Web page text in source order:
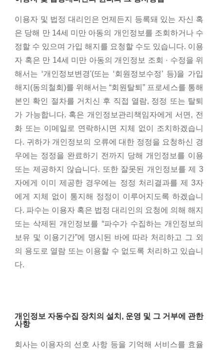
이용자 및 법정 대리인은 언제든지 등록돼 있는 자신 혹
은 당해 만 14세 미만 아동의 개인정보를 조회하거나 수
정할 수 있으며 가입 해지를 요청할 수도 있습니다. 이용
자 혹은 만 14세 미만 아동의 개인정보 조회 · 수정을 위
해서는 ‘개인정보변경'(또는 ‘회원정보수정’ 등)을 가입
해지(동의철회)를 위해서는 “회원탈퇴” 프로세스를 통해
본인 확인 절차를 거치신 후 직접 열람, 정정 또는 탈퇴
가 가능합니다. 혹은 개인정보관리책임자에게 서면, 전
화 또는 이메일로 연락하시면 지체 없이 조치하겠습니
다. 귀하가 개인정보의 오류에 대한 정정을 요청하신 경
우에는 정정을 완료하기 전까지 당해 개인정보를 이용
또는 제공하지 않습니다. 또한 잘못된 개인정보를 제 3
자에게 이미 제공한 경우에는 정정 처리결과를 제 3자
에게 지체 없이 통지해 정정이 이루어지도록 하겠습니
다. 파수는 이용자 혹은 법정 대리인의 요청에 의해 해지
또는 삭제된 개인정보를 “파수가 수집하는 개인정보의
보유 및 이용기간”에 명시된 바에 따라 처리하고 그 외
의 용도로 열람 또는 이용할 수 없도록 처리하고 있습니
다.
개인정보 자동수집 장치의 설치, 운영 및 그 거부에 관한
사항
회사는 이용자의 선호 사항 등을 기억해 서비스를 효율